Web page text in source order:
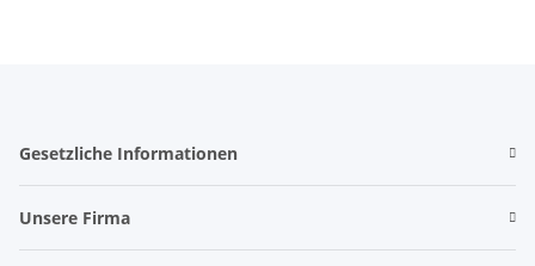
Gesetzliche Informationen
Unsere Firma